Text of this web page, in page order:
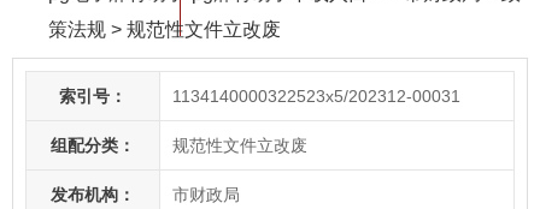
策法规 > 规范性文件立改废
索引号： 1134140000322523x5/202312-00031
组配分类： 规范性文件立改废
发布机构： 市财政局